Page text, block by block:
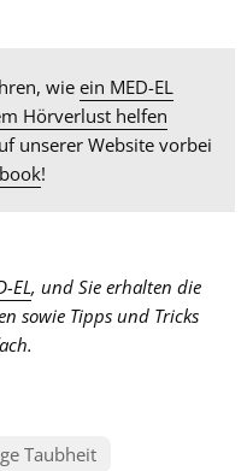
wie ein MED-EL
Hörverlust helfen
unserer Website vorbei
!
EL, und Sie erhalten die
sowie Tipps und Tricks
Taubheit